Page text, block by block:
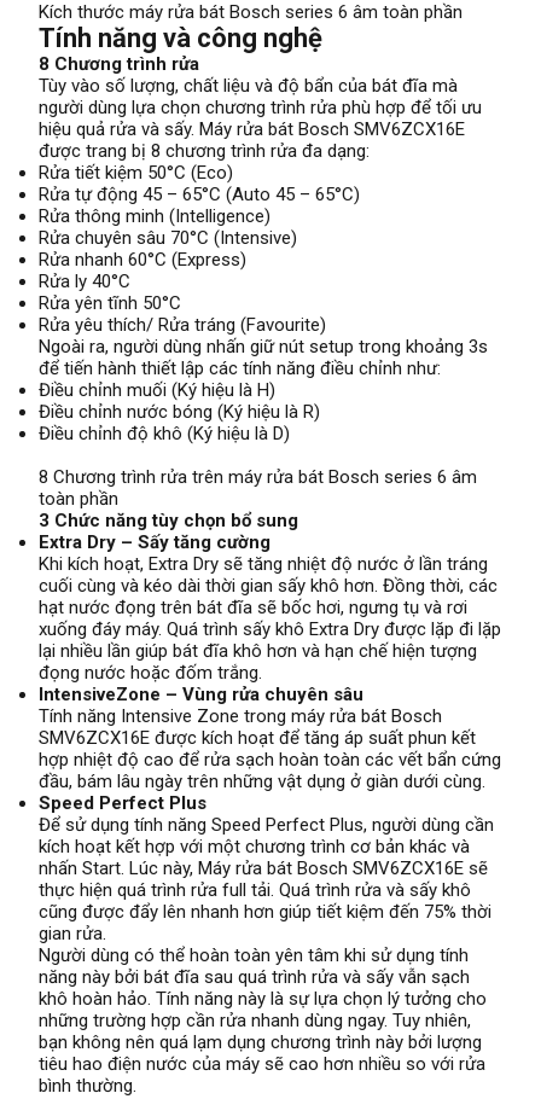
Kích thước máy rửa bát Bosch series 6 âm toàn phần
Tính năng và công nghệ
8 Chương trình rửa
Tùy vào số lượng, chất liệu và độ bẩn của bát đĩa mà
người dùng lựa chọn chương trình rửa phù hợp để tối ưu
hiệu quả rửa và sấy. Máy rửa bát Bosch SMV6ZCX16E
được trang bị 8 chương trình rửa đa dạng:
Rửa tiết kiệm 50°C (Eco)
Rửa tự động 45 – 65°C (Auto 45 – 65°C)
Rửa thông minh (Intelligence)
Rửa chuyên sâu 70°C (Intensive)
Rửa nhanh 60°C (Express)
Rửa ly 40°C
Rửa yên tĩnh 50°C
Rửa yêu thích/ Rửa tráng (Favourite)
Ngoài ra, người dùng nhấn giữ nút setup trong khoảng 3s
để tiến hành thiết lập các tính năng điều chỉnh như:
Điều chỉnh muối (Ký hiệu là H)
Điều chỉnh nước bóng (Ký hiệu là R)
Điều chỉnh độ khô (Ký hiệu là D)
8 Chương trình rửa trên máy rửa bát Bosch series 6 âm
toàn phần
3 Chức năng tùy chọn bổ sung
Extra Dry – Sấy tăng cường
Khi kích hoạt, Extra Dry sẽ tăng nhiệt độ nước ở lần tráng
cuối cùng và kéo dài thời gian sấy khô hơn. Đồng thời, các
hạt nước đọng trên bát đĩa sẽ bốc hơi, ngưng tụ và rơi
xuống đáy máy. Quá trình sấy khô Extra Dry được lặp đi lặp
lại nhiều lần giúp bát đĩa khô hơn và hạn chế hiện tượng
đọng nước hoặc đốm trắng.
IntensiveZone – Vùng rửa chuyên sâu
Tính năng Intensive Zone trong máy rửa bát Bosch
SMV6ZCX16E được kích hoạt để tăng áp suất phun kết
hợp nhiệt độ cao để rửa sạch hoàn toàn các vết bẩn cứng
đầu, bám lâu ngày trên những vật dụng ở giàn dưới cùng.
Speed Perfect Plus
Để sử dụng tính năng Speed Perfect Plus, người dùng cần
kích hoạt kết hợp với một chương trình cơ bản khác và
nhấn Start. Lúc này, Máy rửa bát Bosch SMV6ZCX16E sẽ
thực hiện quá trình rửa full tải. Quá trình rửa và sấy khô
cũng được đẩy lên nhanh hơn giúp tiết kiệm đến 75% thời
gian rửa.
Người dùng có thể hoàn toàn yên tâm khi sử dụng tính
năng này bởi bát đĩa sau quá trình rửa và sấy vẫn sạch
khô hoàn hảo. Tính năng này là sự lựa chọn lý tưởng cho
những trường hợp cần rửa nhanh dùng ngay. Tuy nhiên,
bạn không nên quá lạm dụng chương trình này bởi lượng
tiêu hao điện nước của máy sẽ cao hơn nhiều so với rửa
bình thường.